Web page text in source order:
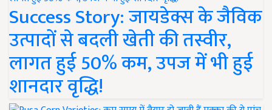
Success Story: जायडेक्स के जैविक
उत्पादों से बदली खेती की तस्वीर,
लागत हुई 50% कम, उपज में भी हुई
शानदार वृद्धि!